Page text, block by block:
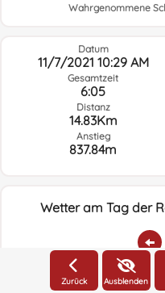
Wahrgenommene
Datum
11/7/2021 10:29 AM
Gesamtzeit
6:05
Distanz
14.83Km
Anstieg
837.84m
Wetter am Tag der
Regen:Zurück Ausblenden